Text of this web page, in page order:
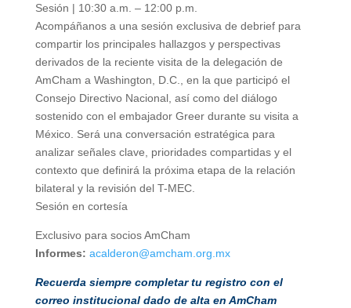
Sesión | 10:30 a.m. – 12:00 p.m.
Acompáñanos a una sesión exclusiva de debrief para
compartir los principales hallazgos y perspectivas
derivados de la reciente visita de la delegación de
AmCham a Washington, D.C., en la que participó el
Consejo Directivo Nacional, así como del diálogo
sostenido con el embajador Greer durante su visita a
México. Será una conversación estratégica para
analizar señales clave, prioridades compartidas y el
contexto que definirá la próxima etapa de la relación
bilateral y la revisión del T-MEC.
Sesión en cortesía
Exclusivo para socios AmCham
Informes: acalderon@amcham.org.mx
Recuerda siempre completar tu registro con el
correo institucional dado de alta en AmCham